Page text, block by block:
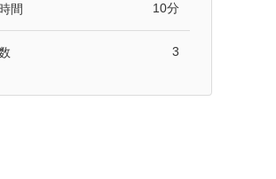
間 10分
3